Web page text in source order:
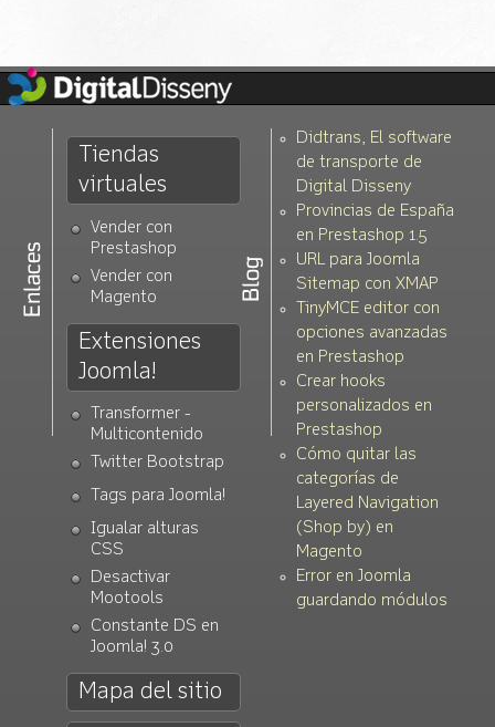
Tiendas
virtuales
Vender con
Prestashop
Vender con
Magento
Extensiones
Joomla!
Transformer -
Multicontenido
Twitter Bootstrap
Tags para Joomla!
Igualar alturas
CSS
Desactivar
Mootools
Constante DS en
Joomla! 3.0
Mapa del sitio
Didtrans, El software
de transporte de
Digital Disseny
Provincias de España
en Prestashop 1.5
URL para Joomla
Sitemap con XMAP
TinyMCE editor con
opciones avanzadas
en Prestashop
Crear hooks
personalizados en
Prestashop
Cómo quitar las
categorías de
Layered Navigation
(Shop by) en
Magento
Error en Joomla
guardando módulos